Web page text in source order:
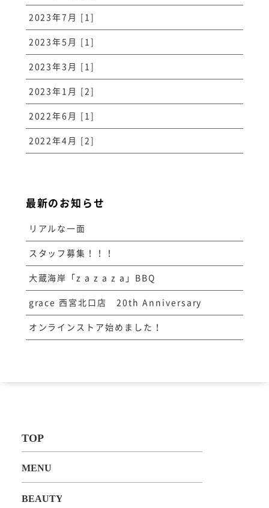
2023年7月 [1]
2023年5月 [1]
2023年3月 [1]
2023年1月 [2]
2022年6月 [1]
2022年4月 [2]
最新のお知らせ
リアルな一面
スタッフ募集！！！
大蔵海岸「z a z a z a」BBQ
grace 西宮北口店 20th Anniversary
オンラインストア始めました！